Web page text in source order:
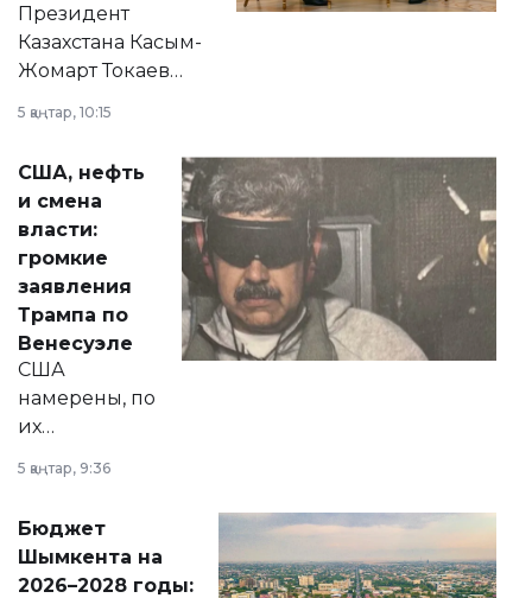
Президент
Казахстана Касым-
Жомарт Токаев
сразу несколько
актуальных тем —
от слухов о
политических
реформах до
вопросов армии,
экономики и
личного здоровья.
5 қаңтар, 10:15
США, нефть
и смена
власти:
громкие
заявления
Трампа по
Венесуэле
США
намерены, по
их
принести
народу
Венесуэлы.
5 қаңтар, 9:36
Бюджет
Шымкента на
2026–2028 годы: